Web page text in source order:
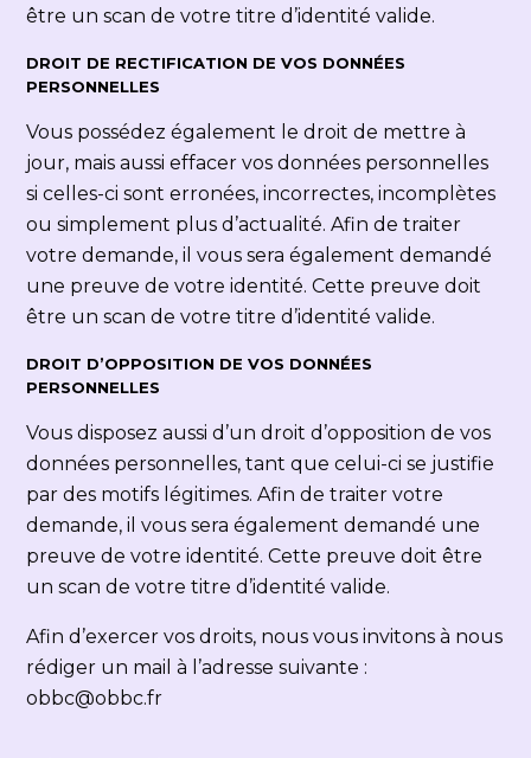
être un scan de votre titre d’identité valide.
DROIT DE RECTIFICATION DE VOS DONNÉES
PERSONNELLES
Vous possédez également le droit de mettre à
jour, mais aussi effacer vos données personnelles
si celles-ci sont erronées, incorrectes, incomplètes
ou simplement plus d’actualité. Afin de traiter
votre demande, il vous sera également demandé
une preuve de votre identité. Cette preuve doit
être un scan de votre titre d’identité valide.
DROIT D’OPPOSITION DE VOS DONNÉES
PERSONNELLES
Vous disposez aussi d’un droit d’opposition de vos
données personnelles, tant que celui-ci se justifie
par des motifs légitimes. Afin de traiter votre
demande, il vous sera également demandé une
preuve de votre identité. Cette preuve doit être
un scan de votre titre d’identité valide.
Afin d’exercer vos droits, nous vous invitons à nous
rédiger un mail à l’adresse suivante :
obbc@obbc.fr